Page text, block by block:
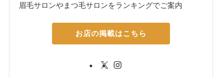
眉毛サロンやまつ毛サロンをランキングでご案内
お店の掲載はこちら